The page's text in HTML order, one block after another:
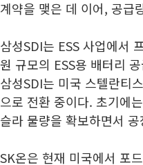
계약을 맺은 데 이어, 공급
삼성SDI는 ESS 사업에서
원 규모의 ESS용 배터리
삼성SDI는 미국 스텔란티
으로 전환 중이다. 초기에
슬라 물량을 확보하면서
SK온은 현재 미국에서 포